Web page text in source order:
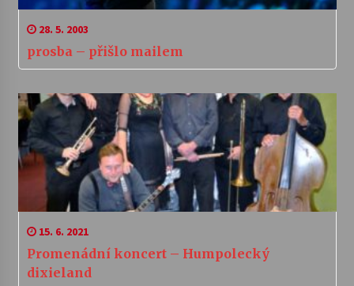
28. 5. 2003
prosba – přišlo mailem
15. 6. 2021
Promenádní koncert – Humpolecký
dixieland